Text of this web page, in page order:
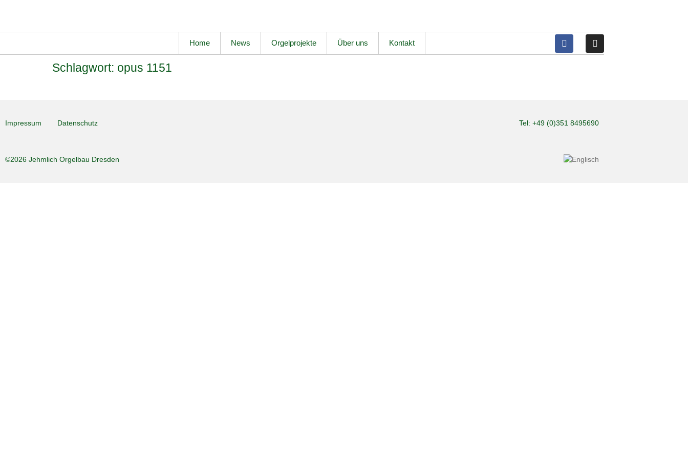
Home News Orgelprojekte Über uns Kontakt
Schlagwort: opus 1151
Impressum Datenschutz Tel: +49 (0)351 8495690
©2026 Jehmlich Orgelbau Dresden